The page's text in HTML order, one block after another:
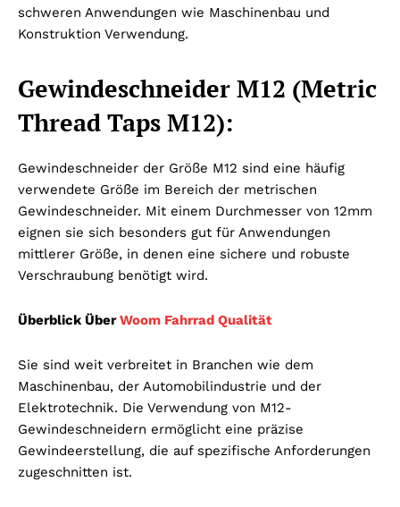
schweren Anwendungen wie Maschinenbau und
Konstruktion Verwendung.
Gewindeschneider M12 (Metric
Thread Taps M12):
Gewindeschneider der Größe M12 sind eine häufig
verwendete Größe im Bereich der metrischen
Gewindeschneider. Mit einem Durchmesser von 12mm
eignen sie sich besonders gut für Anwendungen
mittlerer Größe, in denen eine sichere und robuste
Verschraubung benötigt wird.
Überblick ÜberWoom Fahrrad Qualität
Sie sind weit verbreitet in Branchen wie dem
Maschinenbau, der Automobilindustrie und der
Elektrotechnik. Die Verwendung von M12-
Gewindeschneidern ermöglicht eine präzise
Gewindeerstellung, die auf spezifische Anforderungen
zugeschnitten ist.